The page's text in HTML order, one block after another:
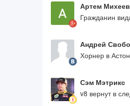
Артем Михеев
Гражданин
Андрей
Хорнер в
Сэм Мэтрикс
v8 вернут в